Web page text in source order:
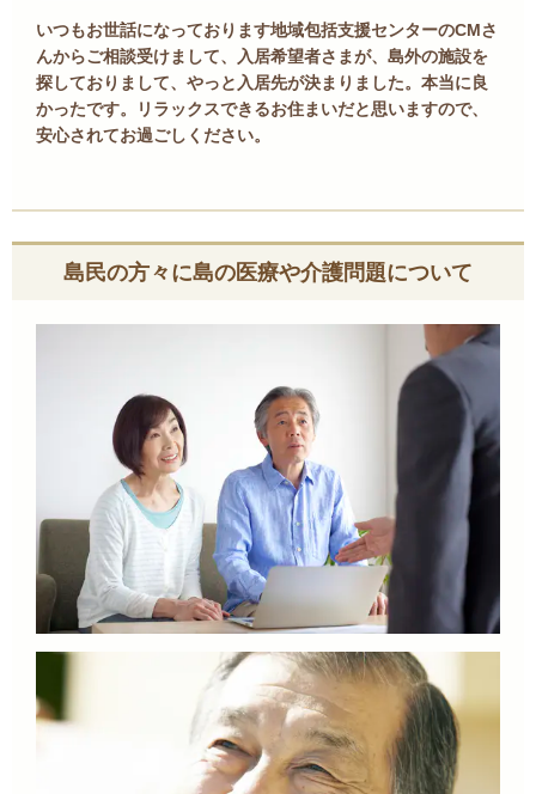
いつもお世話になっております地域包括支援センターのCMさ
んからご相談受けまして、入居希望者さまが、島外の施設を
探しておりまして、やっと入居先が決まりました。本当に良
かったです。リラックスできるお住まいだと思いますので、
安心されてお過ごしください。
島民の方々に島の医療や介護問題について